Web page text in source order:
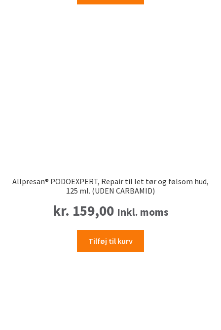
Allpresan® PODOEXPERT, Repair til let tør og følsom hud,
125 ml. (UDEN CARBAMID)
kr. 159,00 Inkl. moms
Tilføj til kurv